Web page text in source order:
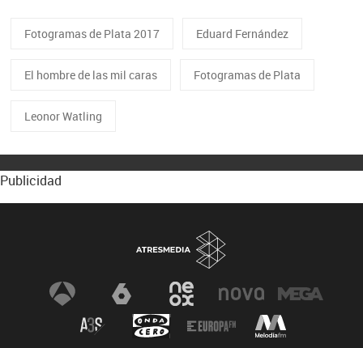
Fotogramas de Plata 2017 Eduard Fernández
El hombre de las mil caras Fotogramas de Plata
Leonor Watling
Publicidad